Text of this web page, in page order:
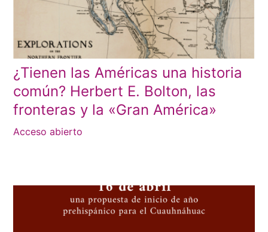
¿Tienen las Américas una historia
común? Herbert E. Bolton, las
fronteras y la «Gran América»
Acceso abierto